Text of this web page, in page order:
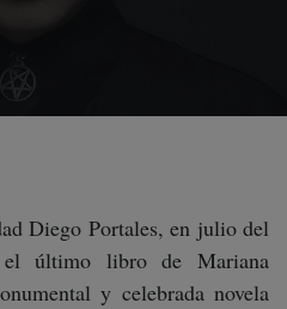
Diego Portales, en julio del
último libro de Mariana
y celebrada novela